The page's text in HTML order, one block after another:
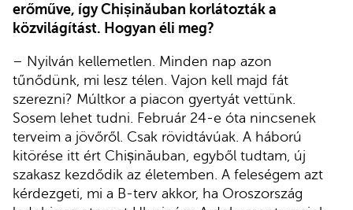
erőműve, így Chișinăuban korlátozták a
közvilágítást. Hogyan éli meg?
– Nyilván kellemetlen. Minden nap azon
tűnődünk, mi lesz télen. Vajon kell majd fát
szerezni? Múltkor a piacon gyertyát vettünk.
Sosem lehet tudni. Február 24-e óta nincsenek
terveim a jövőről. Csak rövidtávúak. A háború
kitörése itt ért Chișinăuban, egyből tudtam, új
szakasz kezdődik az életemben. A feleségem azt
kérdezgeti, mi a B-terv akkor, ha Oroszország